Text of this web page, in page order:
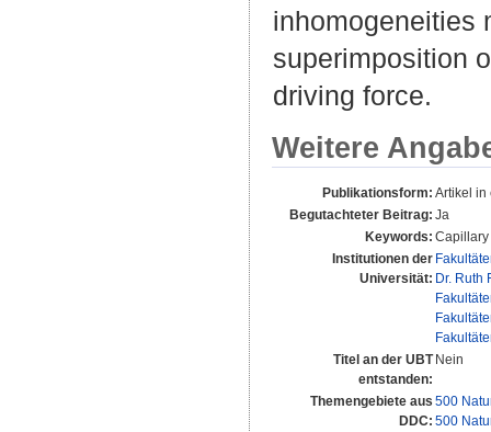
inhomogeneities
superimposition
driving force.
Weitere
Publikationsform: Artikel in
Begutachteter Beitrag: Ja
Keywords: Capillary
Institutionen der
Universität: Dr. Ruth
Titel an der UBT
entstanden:
Nein
Themengebiete aus
DDC:
500
500